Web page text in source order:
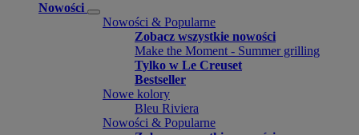
Nowości
Nowości & Popularne
Zobacz wszystkie nowości
Make the Moment - Summer grilling
Tylko w Le Creuset
Bestseller
Nowe kolory
Bleu Riviera
Nowości & Popularne